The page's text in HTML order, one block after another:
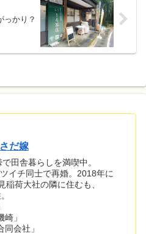
っかり？
だ嫁
田舎暮らしを満喫中。
イチ同士で再婚。2018年に
稲荷大社の隣に住むも、
」
会社」